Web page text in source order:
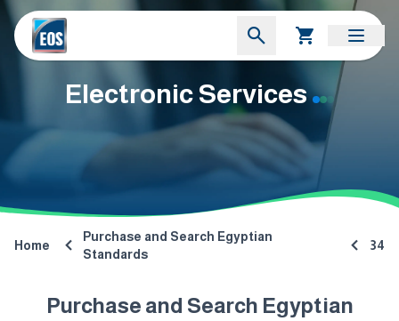
Electronic Services
Home
Purchase and Search Egyptian
Standards
34
Purchase and Search Egyptian